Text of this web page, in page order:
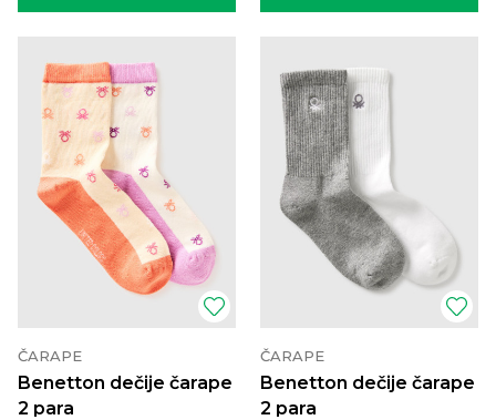
ČARAPE
Benetton dečije čarape
2 para
ČARAPE
Benetton dečije čarape
2 para